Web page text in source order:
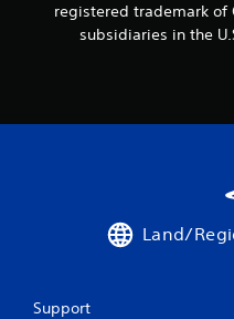
registered trademark of
subsidiaries in the
Land/
Support